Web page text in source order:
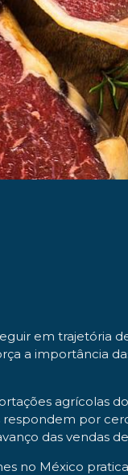
em trajetória
a importância
agrícolas
por
das vendas
no México